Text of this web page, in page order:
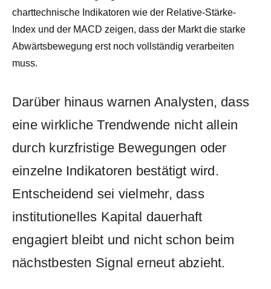
charttechnische Indikatoren wie der Relative-Stärke-
Index und der MACD zeigen, dass der Markt die starke
Abwärtsbewegung erst noch vollständig verarbeiten
muss.
Darüber hinaus warnen Analysten, dass
eine wirkliche Trendwende nicht allein
durch kurzfristige Bewegungen oder
einzelne Indikatoren bestätigt wird.
Entscheidend sei vielmehr, dass
institutionelles Kapital dauerhaft
engagiert bleibt und nicht schon beim
nächstbesten Signal erneut abzieht.